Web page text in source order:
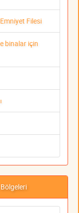
Filesi
binalar için